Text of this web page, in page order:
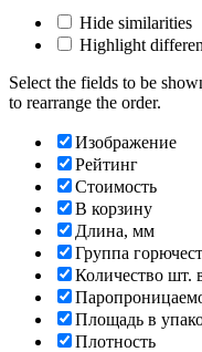
Hide similarities
Highlight
Select the fields to be
to rearrange the order.
Изображение
Рейтинг
Стоимость
В корзину
Длина, мм
Группа
Количество шт.
Площадь в
Плотность